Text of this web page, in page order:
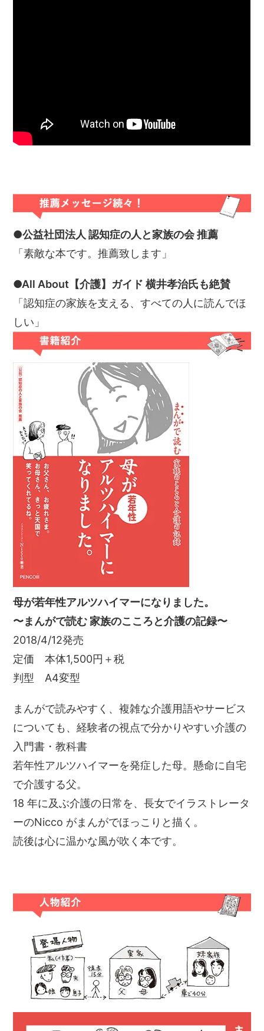
●公益社団法人 認知症の人と家族の会 推薦
「素敵な本です。推薦致します」
●All About【介護】ガイド 横井孝治氏も絶賛
「認知症の家族を支える、すべての人に読んでほ
しい」
母が若年性アルツハイマーになりました。
〜まんがで読む 家族のこころと介護の記録〜
2018/4/12発売
定価 本体1,500円＋税
判型 A4変型
まんがで読みやすく、複雑な介護用語やサービス
についても、経験者の視点で分かりやすい介護の
入門書・教科書
若年性アルツハイマーを発症した母。懸命に自宅
で介護する父。
18 年に及ぶ介護の日常を、長女でイラストレータ
ーのNicco がまんがでほっこりと描く。
読後は心に温かな風が吹く本です。